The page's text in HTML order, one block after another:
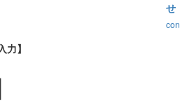
せ
力】